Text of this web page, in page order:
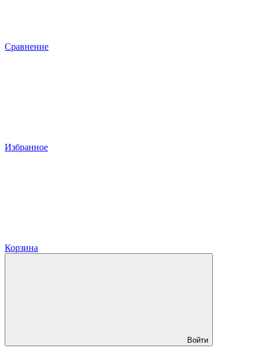
Сравнение
Избранное
Корзина
Войти